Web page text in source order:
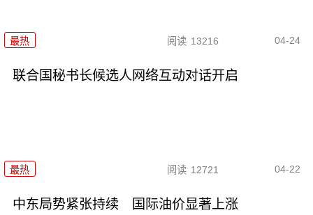
最热 阅读 13216 04-24
联合国秘书长候选人网络互动对话开启
最热 阅读 12721 04-22
中东局势紧张持续 国际油价显著上涨